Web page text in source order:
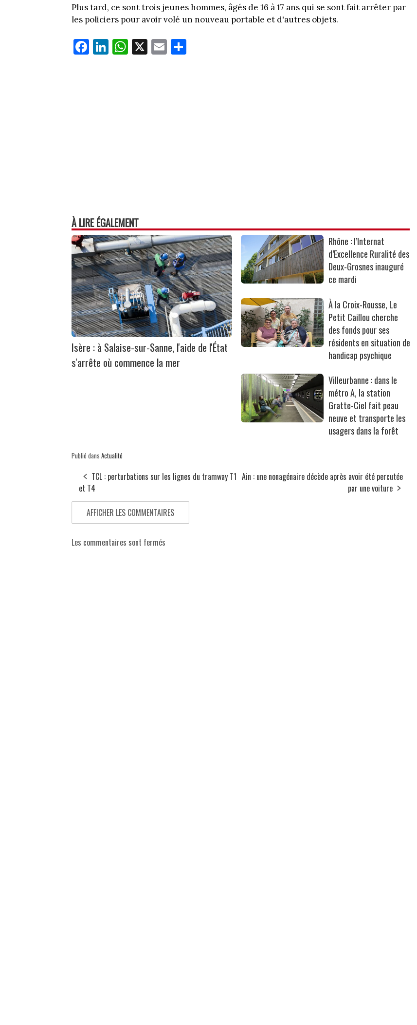
Plus tard, ce sont trois jeunes hommes, âgés de 16 à 17 ans qui se sont fait arrêter par
les policiers pour avoir volé un nouveau portable et d'autres objets.
Fa
ce
Li
nk
W
ha
X E
m
À LIRE ÉGALEMENT
Isère : à Salaise-sur-Sanne, l'aide de l'État
s'arrête où commence la mer
Rhône : l’Internat
d’Excellence Ruralité des
Deux-Grosnes inauguré
ce mardi
À la Croix-Rousse, Le
Petit Caillou cherche
des fonds pour ses
résidents en situation de
handicap psychique
Villeurbanne : dans le
métro A, la station
Gratte-Ciel fait peau
neuve et transporte les
usagers dans la forêt
Publié dans Actualité
TCL : perturbations sur les lignes du tramway T1
et T4
Ain : une nonagénaire décède après avoir été percutée
par une voiture
AFFICHER LES COMMENTAIRES
Les commentaires sont fermés